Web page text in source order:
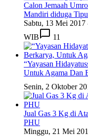
Calon Jemaah
Mandiri diduga
Sabtu, 13 Mei
WIB
11
“Yayasan
Untuk Agama Dan
Senin, 2 Oktober
Jual Gas 3 Kg di
PHU
Minggu, 21 Mei